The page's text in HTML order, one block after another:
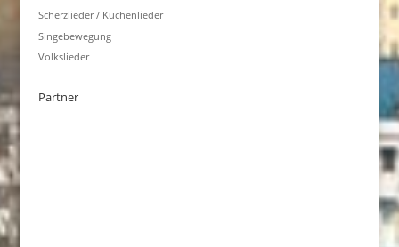
Scherzlieder / Küchenlieder
Singebewegung
Volkslieder
Partner